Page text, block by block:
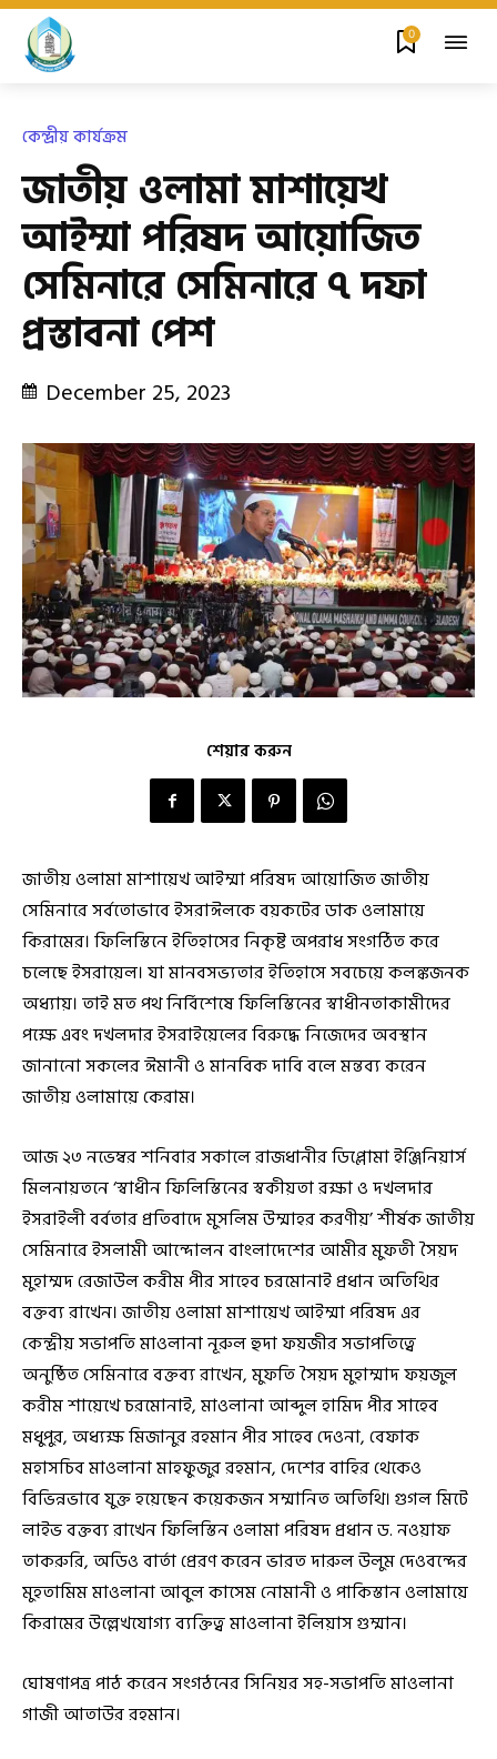
0
কেন্দ্রীয় কার্যক্রম
জাতীয় ওলামা মাশায়েখ
আইম্মা পরিষদ আয়োজিত
সেমিনারে সেমিনারে ৭ দফা
প্রস্তাবনা পেশ
December 25, 2023
শেয়ার করুন
জাতীয় ওলামা মাশায়েখ আইম্মা পরিষদ আয়োজিত জাতীয়
সেমিনারে সর্বতোভাবে ইসরাঈলকে বয়কটের ডাক ওলামায়ে
কিরামের। ফিলিস্তিনে ইতিহাসের নিকৃষ্ট অপরাধ সংগঠিত করে
চলেছে ইসরায়েল। যা মানবসভ্যতার ইতিহাসে সবচেয়ে কলঙ্কজনক
অধ্যায়। তাই মত পথ নির্বিশেষে ফিলিস্তিনের স্বাধীনতাকামীদের
পক্ষে এবং দখলদার ইসরাইয়েলের বিরুদ্ধে নিজেদের অবস্থান
জানানো সকলের ঈমানী ও মানবিক দাবি বলে মন্তব্য করেন
জাতীয় ওলামায়ে কেরাম।
আজ ২৩ নভেম্বর শনিবার সকালে রাজধানীর ডিপ্লোমা ইঞ্জিনিয়ার্স
মিলনায়তনে ‘স্বাধীন ফিলিস্তিনের স্বকীয়তা রক্ষা ও দখলদার
ইসরাইলী বর্বতার প্রতিবাদে মুসলিম উম্মাহর করণীয়’ শীর্ষক জাতীয়
সেমিনারে ইসলামী আন্দোলন বাংলাদেশের আমীর মুফতী সৈয়দ
মুহাম্মদ রেজাউল করীম পীর সাহেব চরমোনাই প্রধান অতিথির
বক্তব্য রাখেন। জাতীয় ওলামা মাশায়েখ আইম্মা পরিষদ এর
কেন্দ্রীয় সভাপতি মাওলানা নূরুল হুদা ফয়জীর সভাপতিত্বে
অনুষ্ঠিত সেমিনারে বক্তব্য রাখেন, মুফতি সৈয়দ মুহাম্মাদ ফয়জুল
করীম শায়েখে চরমোনাই, মাওলানা আব্দুল হামিদ পীর সাহেব
মধুপুর, অধ্যক্ষ মিজানুর রহমান পীর সাহেব দেওনা, বেফাক
মহাসচিব মাওলানা মাহফুজুর রহমান, দেশের বাহির থেকেও
বিভিন্নভাবে যুক্ত হয়েছেন কয়েকজন সম্মানিত অতিথি। গুগল মিটে
লাইভ বক্তব্য রাখেন ফিলিস্তিন ওলামা পরিষদ প্রধান ড. নওয়াফ
তাকরুরি, অডিও বার্তা প্রেরণ করেন ভারত দারুল উলুম দেওবন্দের
মুহতামিম মাওলানা আবুল কাসেম নোমানী ও পাকিস্তান ওলামায়ে
কিরামের উল্লেখযোগ্য ব্যক্তিত্ব মাওলানা ইলিয়াস গুম্মান।
ঘোষণাপত্র পাঠ করেন সংগঠনের সিনিয়র সহ-সভাপতি মাওলানা
গাজী আতাউর রহমান।